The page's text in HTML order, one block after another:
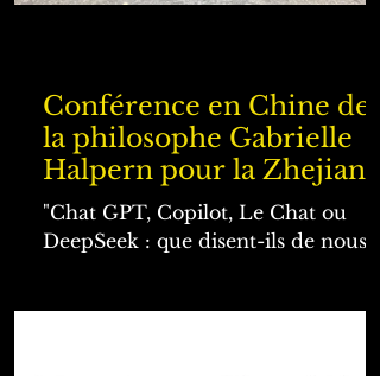
Conférence en Chine de
la philosophe Gabrielle
Halpern pour la Zhejiang
University International
Business School (ZIBS) -
"Chat GPT, Copilot, Le Chat ou
DeepSeek : que disent-ils de nous?"